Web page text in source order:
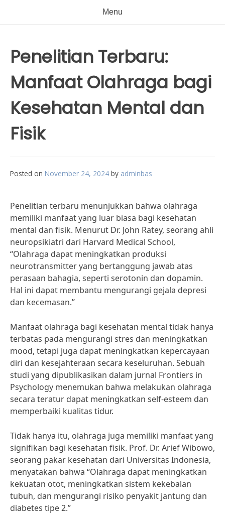
Menu
Penelitian Terbaru:
Manfaat Olahraga bagi
Kesehatan Mental dan
Fisik
Posted on November 24, 2024 by adminbas
Penelitian terbaru menunjukkan bahwa olahraga
memiliki manfaat yang luar biasa bagi kesehatan
mental dan fisik. Menurut Dr. John Ratey, seorang ahli
neuropsikiatri dari Harvard Medical School,
“Olahraga dapat meningkatkan produksi
neurotransmitter yang bertanggung jawab atas
perasaan bahagia, seperti serotonin dan dopamin.
Hal ini dapat membantu mengurangi gejala depresi
dan kecemasan.”
Manfaat olahraga bagi kesehatan mental tidak hanya
terbatas pada mengurangi stres dan meningkatkan
mood, tetapi juga dapat meningkatkan kepercayaan
diri dan kesejahteraan secara keseluruhan. Sebuah
studi yang dipublikasikan dalam jurnal Frontiers in
Psychology menemukan bahwa melakukan olahraga
secara teratur dapat meningkatkan self-esteem dan
memperbaiki kualitas tidur.
Tidak hanya itu, olahraga juga memiliki manfaat yang
signifikan bagi kesehatan fisik. Prof. Dr. Arief Wibowo,
seorang pakar kesehatan dari Universitas Indonesia,
menyatakan bahwa “Olahraga dapat meningkatkan
kekuatan otot, meningkatkan sistem kekebalan
tubuh, dan mengurangi risiko penyakit jantung dan
diabetes tipe 2.”